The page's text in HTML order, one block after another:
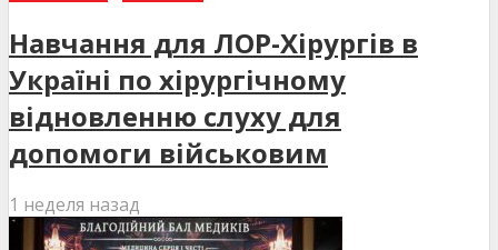
Навчання для ЛОР-Хірургів в
Україні по хірургічному
відновленню слуху для
допомоги військовим
1 неделя назад